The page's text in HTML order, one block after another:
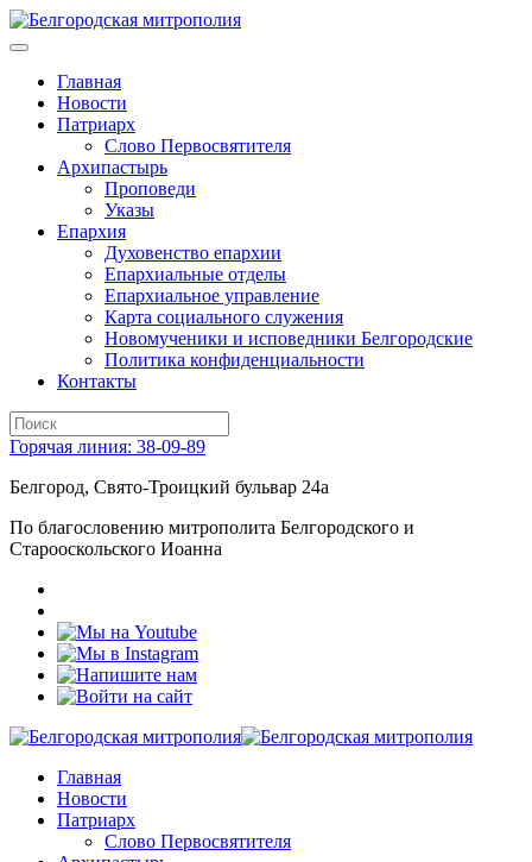
Главная
Новости
Патриарх
Слово Первосвятителя
Архипастырь
Проповеди
Указы
Епархия
Духовенство епархии
Епархиальные отделы
Епархиальное управление
Карта социального служения
Новомученики и исповедники Белгородские
Политика конфиденциальности
Контакты
Горячая линия: 38-09-89
Белгород, Свято-Троицкий бульвар 24а
По благословению митрополита Белгородского и
Старооскольского Иоанна
Главная
Новости
Патриарх
Слово Первосвятителя